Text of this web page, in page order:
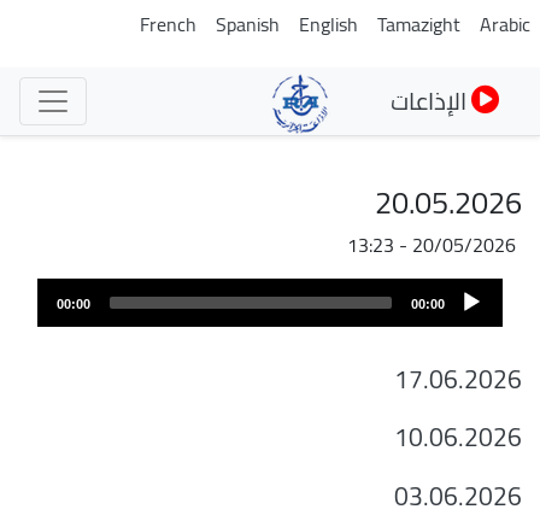
تجاوز
Arabic
Tamazight
English
Spanish
French
الإذاعات
20.05.2026
20/05/2026 - 13:23
ملف
الصوت
Audio
Player
00:00
00:00
17.06.2026
10.06.2026
03.06.2026